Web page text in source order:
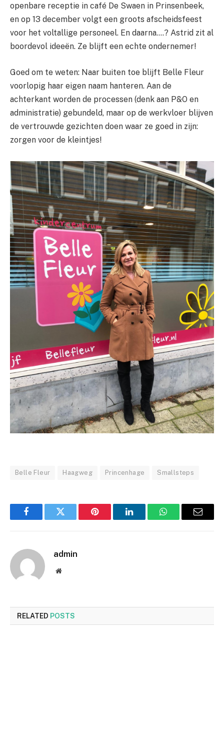
openbare receptie in café De Swaen in Prinsenbeek,
en op 13 december volgt een groots afscheidsfeest
voor het voltallige personeel. En daarna….? Astrid zit al
boordevol ideeën. Ze blijft een echte ondernemer!
Goed om te weten: Naar buiten toe blijft Belle Fleur
voorlopig haar eigen naam hanteren. Aan de
achterkant worden de processen (denk aan P&O en
administratie) gebundeld, maar op de werkvloer blijven
de vertrouwde gezichten doen waar ze goed in zijn:
zorgen voor de kleintjes!
Belle Fleur Haagweg Princenhage Smallsteps
FacebookTwitter Pinterest LinkedInWhatsAppEmail
admin
Website
RELATED POSTS